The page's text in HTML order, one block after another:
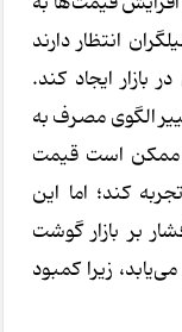
انتظار دارند
بازار ایجاد کند.
الگوی مصرف به
ممکن است قیمت
کند؛ اما این
بر بازار گوشت
زیرا کمبود